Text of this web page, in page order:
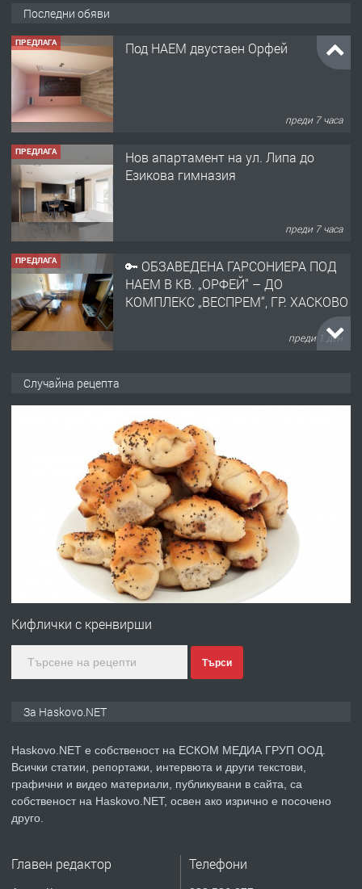
Последни обяви
ПРЕДЛАГА
Нов апартамент на ул. Липа до
преди 7 часа
ПРЕДЛАГА
🔑 ОБЗАВЕДЕНА ГАРСОНИЕРА ПОД
НАЕМ В КВ. „ОРФЕЙ“ – ДО
преди 1 ден
ПРЕДЛАГА
НАПЪЛНО ОБЗАВЕДЕН И
ОБОРУДВАН ТРИСТАЕН
АПАРТАМЕНТ В ЦЕНТЪРА НА ГР.
преди 2 дни
№4120 Магазин/Офис под наем в кв.
Любен Каравелов, Хасково-близо до
градската градина!
ПРОСТОРЕН ТРИСТАЕН
КУБА
преди 3 дни
ПРЕДЛАГА СГЛОБЯВАНЕ НА МЕБЕЛИ.
Случайна рецепта
Кифлички с кренвирши
Търси
За Haskovo.NET
Haskovo.NET е собственост на ЕСКОМ МЕДИА ГРУП ООД.
Всички статии, репортажи, интервюта и други текстови,
графични и видео материали, публикувани в сайта, са
собственост на Haskovo.NET, освен ако изрично е посочено
друго.
Главен редактор Телефони